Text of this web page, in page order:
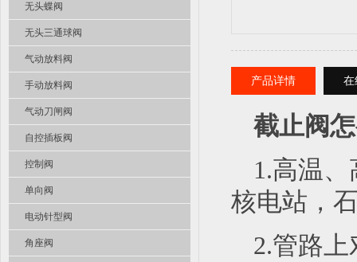
无头蝶阀
无头三通球阀
气动放料阀
手动放料阀
气动刀闸阀
自控插板阀
控制阀
单向阀
电动针型阀
角座阀
产品详情 在
截止阀
1.高温
核电站，
2.管路